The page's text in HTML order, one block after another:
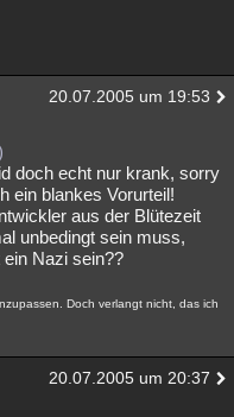
20.07.2005 um 19:53
doch echt nur krank, sorry
ein blankes Vorurteil!
aus der Blütezeit
unbedingt sein muss,
ein Nazi sein??
Doch verlangt nicht, das ich
20.07.2005 um 20:37